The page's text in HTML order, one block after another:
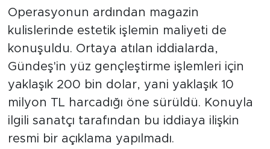
Operasyonun ardından magazin
kulislerinde estetik işlemin maliyeti de
konuşuldu. Ortaya atılan iddialarda,
Gündeş'in yüz gençleştirme işlemleri için
yaklaşık 200 bin dolar, yani yaklaşık 10
milyon TL harcadığı öne sürüldü. Konuyla
ilgili sanatçı tarafından bu iddiaya ilişkin
resmi bir açıklama yapılmadı.